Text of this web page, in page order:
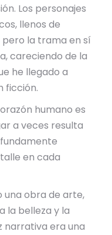
Los personajes
llenos de
la trama en sí
careciendo de la
he llegado a
ficción.
humano es
a veces resulta
en cada
una obra de arte,
la belleza y la
narrativa era una